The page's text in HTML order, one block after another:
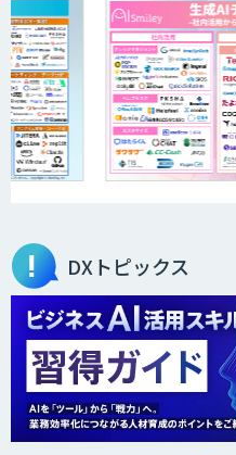
アリス
ELYZA
医療文
AI「
オーダ
DXトピックス